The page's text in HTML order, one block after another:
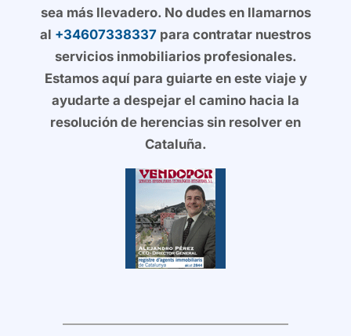
sea más llevadero. No dudes en llamarnos
al +34607338337 para contratar nuestros
servicios inmobiliarios profesionales.
Estamos aquí para guiarte en este viaje y
ayudarte a despejar el camino hacia la
resolución de herencias sin resolver en
Cataluña.